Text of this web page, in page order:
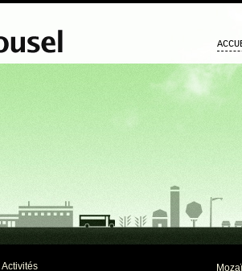
Activités